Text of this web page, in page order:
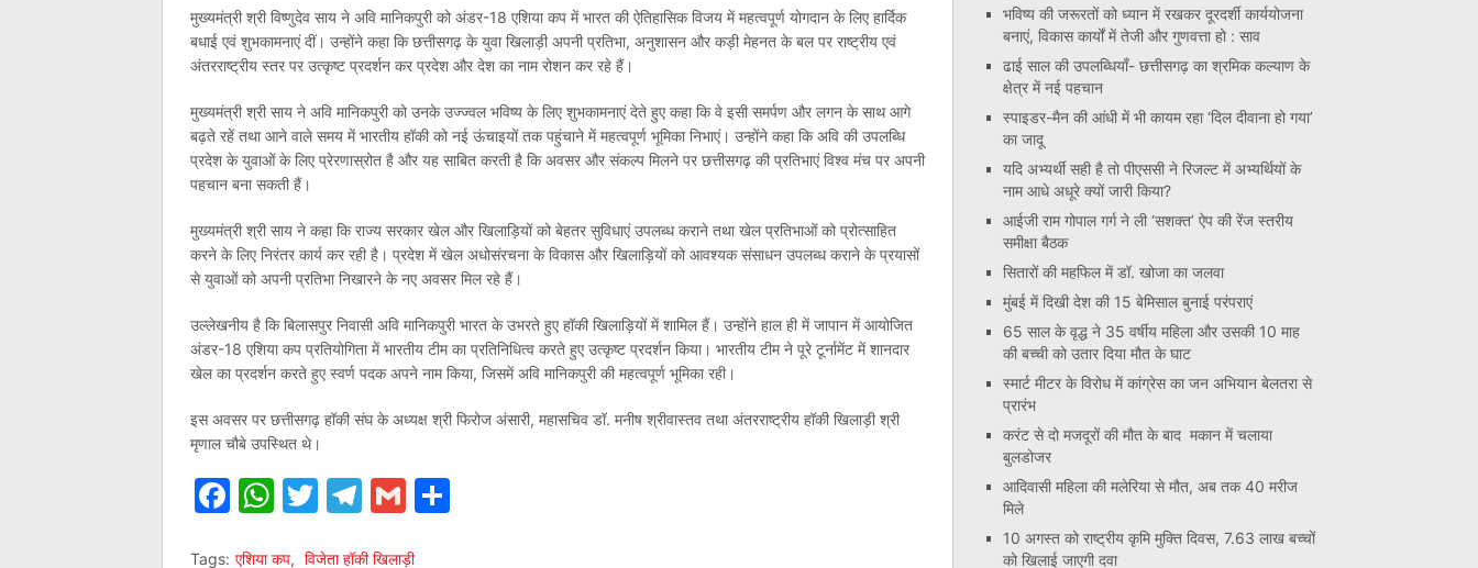
मुख्यमंत्री श्री विष्णुदेव साय ने अवि मानिकपुरी को अंडर-18 एशिया कप में भारत की ऐतिहासिक विजय में महत्वपूर्ण योगदान के लिए हार्दिक
बधाई एवं शुभकामनाएं दीं। उन्होंने कहा कि छत्तीसगढ़ के युवा खिलाड़ी अपनी प्रतिभा, अनुशासन और कड़ी मेहनत के बल पर राष्ट्रीय एवं
अंतरराष्ट्रीय स्तर पर उत्कृष्ट प्रदर्शन कर प्रदेश और देश का नाम रोशन कर रहे हैं।
मुख्यमंत्री श्री साय ने अवि मानिकपुरी को उनके उज्ज्वल भविष्य के लिए शुभकामनाएं देते हुए कहा कि वे इसी समर्पण और लगन के साथ आगे
बढ़ते रहें तथा आने वाले समय में भारतीय हॉकी को नई ऊंचाइयों तक पहुंचाने में महत्वपूर्ण भूमिका निभाएं। उन्होंने कहा कि अवि की उपलब्धि
प्रदेश के युवाओं के लिए प्रेरणास्रोत है और यह साबित करती है कि अवसर और संकल्प मिलने पर छत्तीसगढ़ की प्रतिभाएं विश्व मंच पर अपनी
पहचान बना सकती हैं।
मुख्यमंत्री श्री साय ने कहा कि राज्य सरकार खेल और खिलाड़ियों को बेहतर सुविधाएं उपलब्ध कराने तथा खेल प्रतिभाओं को प्रोत्साहित
करने के लिए निरंतर कार्य कर रही है। प्रदेश में खेल अधोसंरचना के विकास और खिलाड़ियों को आवश्यक संसाधन उपलब्ध कराने के प्रयासों
से युवाओं को अपनी प्रतिभा निखारने के नए अवसर मिल रहे हैं।
उल्लेखनीय है कि बिलासपुर निवासी अवि मानिकपुरी भारत के उभरते हुए हॉकी खिलाड़ियों में शामिल हैं। उन्होंने हाल ही में जापान में आयोजित
अंडर-18 एशिया कप प्रतियोगिता में भारतीय टीम का प्रतिनिधित्व करते हुए उत्कृष्ट प्रदर्शन किया। भारतीय टीम ने पूरे टूर्नामेंट में शानदार
खेल का प्रदर्शन करते हुए स्वर्ण पदक अपने नाम किया, जिसमें अवि मानिकपुरी की महत्वपूर्ण भूमिका रही।
इस अवसर पर छत्तीसगढ़ हॉकी संघ के अध्यक्ष श्री फिरोज अंसारी, महासचिव डॉ. मनीष श्रीवास्तव तथा अंतरराष्ट्रीय हॉकी खिलाड़ी श्री
मृणाल चौबे उपस्थित थे।
Facebook
WhatsApp
Twitter
Telegram
Gmail
Tags: एशिया कप, विजेता हॉकी खिलाड़ी
भविष्य की जरूरतों को ध्यान में रखकर दूरदर्शी कार्ययोजना
बनाएं, विकास कार्यों में तेजी और गुणवत्ता हो : साव
ढाई साल की उपलब्धियाँ- छत्तीसगढ़ का श्रमिक कल्याण के
क्षेत्र में नई पहचान
स्पाइडर-मैन की आंधी में भी कायम रहा ‘दिल दीवाना हो गया’
का जादू
यदि अभ्यर्थी सही है तो पीएससी ने रिजल्ट में अभ्यर्थियों के
नाम आधे अधूरे क्यों जारी किया?
आईजी राम गोपाल गर्ग ने ली ‘सशक्त’ ऐप की रेंज स्तरीय
समीक्षा बैठक
सितारों की महफिल में डॉ. खोजा का जलवा
मुंबई में दिखी देश की 15 बेमिसाल बुनाई परंपराएं
65 साल के वृद्ध ने 35 वर्षीय महिला और उसकी 10 माह
की बच्ची को उतार दिया मौत के घाट
स्मार्ट मीटर के विरोध में कांग्रेस का जन अभियान बेलतरा से
प्रारंभ
करंट से दो मजदूरों की मौत के बाद मकान में चलाया
बुलडोजर
आदिवासी महिला की मलेरिया से मौत, अब तक 40 मरीज
मिले
10 अगस्त को राष्ट्रीय कृमि मुक्ति दिवस, 7.63 लाख बच्चों
को खिलाई जाएगी दवा